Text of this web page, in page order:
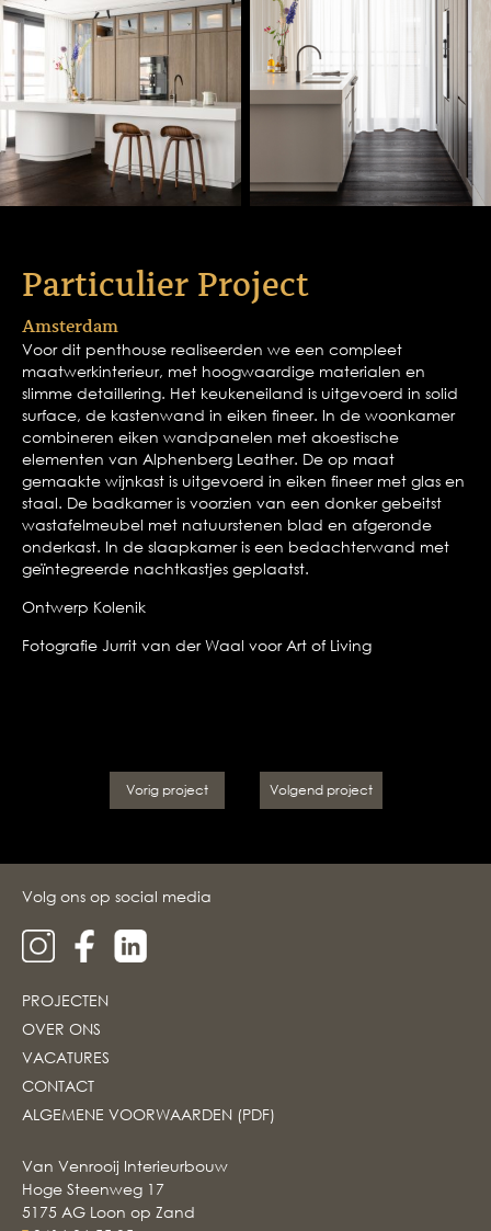
Particulier Project
Amsterdam
Voor dit penthouse realiseerden we een compleet
maatwerkinterieur, met hoogwaardige materialen en
slimme detaillering. Het keukeneiland is uitgevoerd in solid
surface, de kastenwand in eiken fineer. In de woonkamer
combineren eiken wandpanelen met akoestische
elementen van Alphenberg Leather. De op maat
gemaakte wijnkast is uitgevoerd in eiken fineer met glas en
staal. De badkamer is voorzien van een donker gebeitst
wastafelmeubel met natuurstenen blad en afgeronde
onderkast. In de slaapkamer is een bedachterwand met
geïntegreerde nachtkastjes geplaatst.
Ontwerp Kolenik
Fotografie Jurrit van der Waal voor Art of Living
Vorig project Volgend project
Volg ons op social media
PROJECTEN
OVER ONS
VACATURES
CONTACT
ALGEMENE VOORWAARDEN (PDF)
Van Venrooij Interieurbouw
Hoge Steenweg 17
5175 AG Loon op Zand